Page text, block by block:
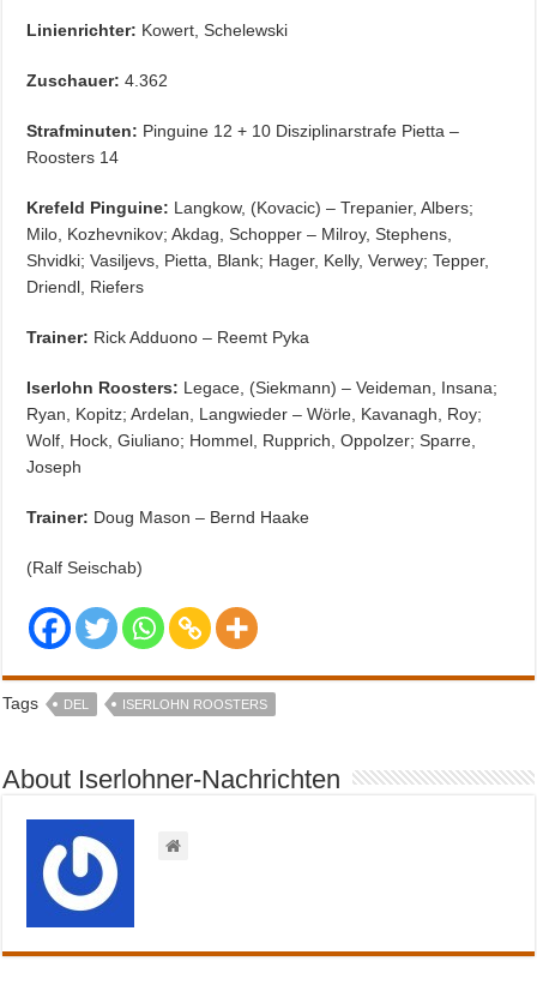
Linienrichter: Kowert, Schelewski
Zuschauer: 4.362
Strafminuten: Pinguine 12 + 10 Disziplinarstrafe Pietta –
Roosters 14
Krefeld Pinguine: Langkow, (Kovacic) – Trepanier, Albers;
Milo, Kozhevnikov; Akdag, Schopper – Milroy, Stephens,
Shvidki; Vasiljevs, Pietta, Blank; Hager, Kelly, Verwey; Tepper,
Driendl, Riefers
Trainer: Rick Adduono – Reemt Pyka
Iserlohn Roosters: Legace, (Siekmann) – Veideman, Insana;
Ryan, Kopitz; Ardelan, Langwieder – Wörle, Kavanagh, Roy;
Wolf, Hock, Giuliano; Hommel, Rupprich, Oppolzer; Sparre,
Joseph
Trainer: Doug Mason – Bernd Haake
(Ralf Seischab)
Tags DEL ISERLOHN ROOSTERS
About Iserlohner-Nachrichten